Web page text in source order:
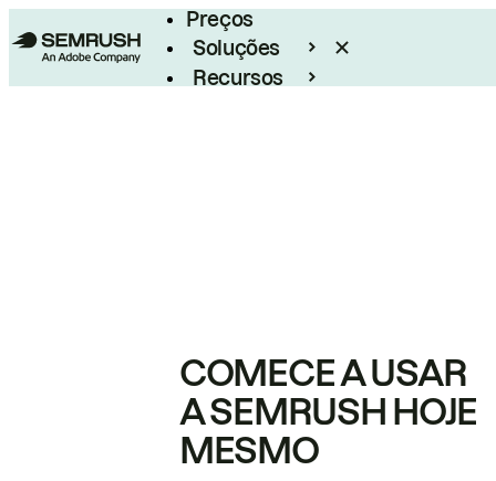
Preços
Soluções
Recursos
COMECE A USAR
A SEMRUSH HOJE
MESMO